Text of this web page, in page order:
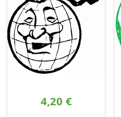
4,20 €